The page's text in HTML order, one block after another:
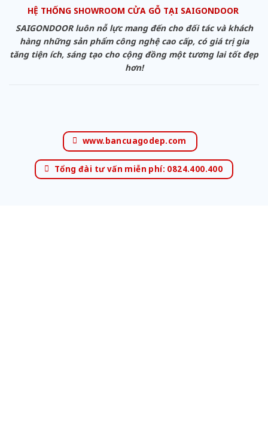
HỆ THỐNG SHOWROOM CỬA GỖ TẠI SAIGONDOOR
SAIGONDOOR luôn nỗ lực mang đến cho đối tác và khách
hàng những sản phẩm công nghệ cao cấp, có giá trị gia
tăng tiện ích, sáng tạo cho cộng đồng một tương lai tốt đẹp
hơn!
www.bancuagodep.com
Tổng đài tư vấn miễn phí: 0824.400.400